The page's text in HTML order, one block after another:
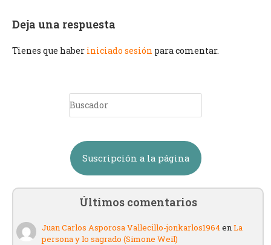
Deja una respuesta
Tienes que haber iniciado sesión para comentar.
Suscripción a la página
Últimos comentarios
Juan Carlos Asporosa Vallecillo-jonkarlos1964enLa
persona y lo sagrado (Simone Weil)